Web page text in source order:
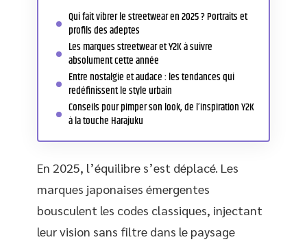
Qui fait vibrer le streetwear en 2025 ? Portraits et
profils des adeptes
Les marques streetwear et Y2K à suivre
absolument cette année
Entre nostalgie et audace : les tendances qui
redéfinissent le style urbain
Conseils pour pimper son look, de l’inspiration Y2K
à la touche Harajuku
En 2025, l’équilibre s’est déplacé. Les
marques japonaises émergentes
bousculent les codes classiques, injectant
leur vision sans filtre dans le paysage